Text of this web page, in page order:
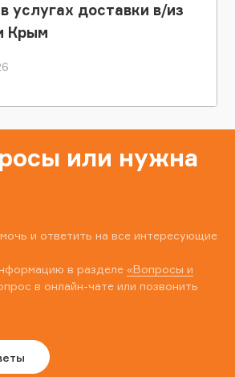
услугах доставки в/из
Крым
или нужна
и ответить на все интересующие
в разделе «Вопросы и
в онлайн-чате или позвонить